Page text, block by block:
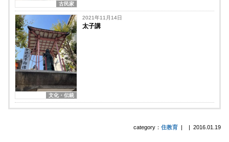
古民家
文化・伝統
2021年11月14日
太子講
category：住教育 | |2016.01.19